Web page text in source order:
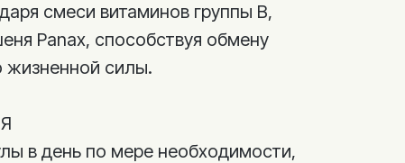
смеси витаминов группы В,
Panax, способствуя обмену
жизненной силы.
в день по мере необходимости,